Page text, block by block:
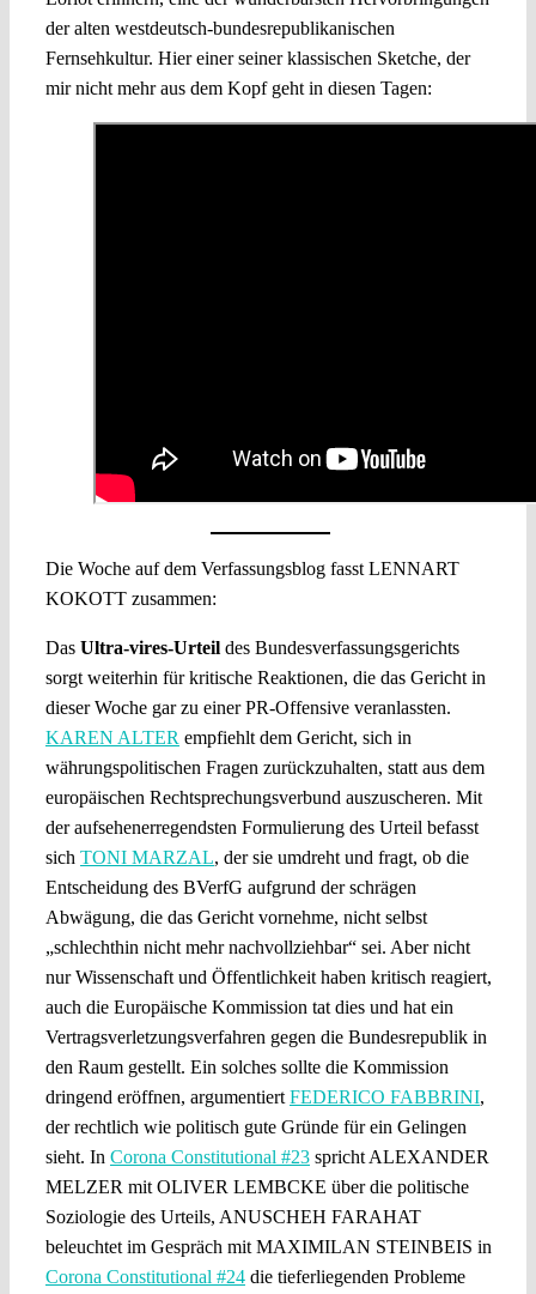
der alten westdeutsch-bundesrepublikanischen
Fernsehkultur. Hier einer seiner klassischen Sketche, der
mir nicht mehr aus dem Kopf geht in diesen Tagen:
Die Woche auf dem Verfassungsblog fasst LENNART
KOKOTT zusammen:
Das Ultra-vires-Urteildes Bundesverfassungsgerichts
sorgt weiterhin für kritische Reaktionen, die das Gericht in
dieser Woche gar zu einer PR-Offensive veranlassten.
KAREN ALTER empfiehlt dem Gericht, sich in
währungspolitischen Fragen zurückzuhalten, statt aus dem
europäischen Rechtsprechungsverbund auszuscheren. Mit
der aufsehenerregendsten Formulierung des Urteil befasst
sich TONI MARZAL, der sie umdreht und fragt, ob die
Entscheidung des BVerfG aufgrund der schrägen
Abwägung, die das Gericht vornehme, nicht selbst
„schlechthin nicht mehr nachvollziehbar“ sei. Aber nicht
nur Wissenschaft und Öffentlichkeit haben kritisch reagiert,
auch die Europäische Kommission tat dies und hat ein
Vertragsverletzungsverfahren gegen die Bundesrepublik in
den Raum gestellt. Ein solches sollte die Kommission
dringend eröffnen, argumentiert FEDERICO FABBRINI,
der rechtlich wie politisch gute Gründe für ein Gelingen
sieht. In Corona Constitutional #23spricht ALEXANDER
MELZER mit OLIVER LEMBCKE über die politische
Soziologie des Urteils, ANUSCHEH FARAHAT
beleuchtet im Gespräch mit MAXIMILAN STEINBEIS in
Corona Constitutional #24die tieferliegenden Probleme